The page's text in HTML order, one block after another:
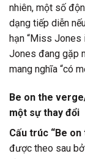
nhiên, một số
dạng tiếp diễn
hạn “Miss Jones
Jones đang gặp
mang nghĩa “có
Be on the
một sự thay đổi
Cấu trúc “Be
được theo sau